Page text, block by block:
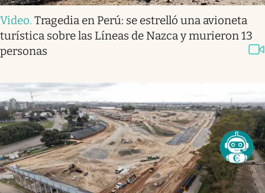
Video. Tragedia en Perú: se estrelló una avioneta
turística sobre las Líneas de Nazca y murieron 13
personas